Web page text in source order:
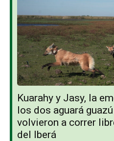
Kuarahy y Jasy, la
los dos aguará
volvieron a correr
del Iberá